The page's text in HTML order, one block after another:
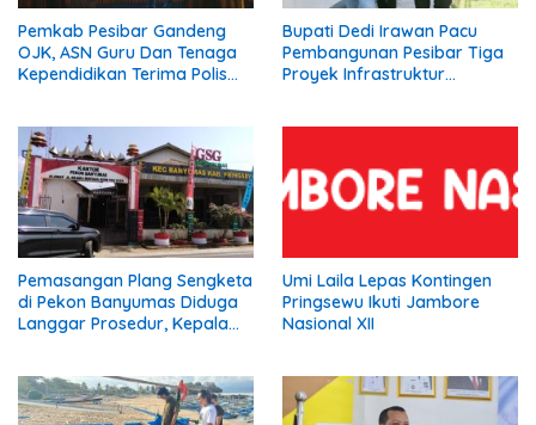
Pemkab Pesibar Gandeng
OJK, ASN Guru Dan Tenaga
Kependidikan Terima Polis
Bupati Dedi Irawan Pacu
Pembangunan Pesibar Tiga
Proyek Infrastruktur
Pemasangan Plang Sengketa
di Pekon Banyumas Diduga
Langgar Prosedur, Kepala
Umi Laila Lepas Kontingen
Pringsewu Ikuti Jambore
Nasional XII